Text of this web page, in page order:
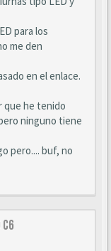
para los
me den
en el enlace.
que he tenido
ninguno tiene
pero.... buf, no